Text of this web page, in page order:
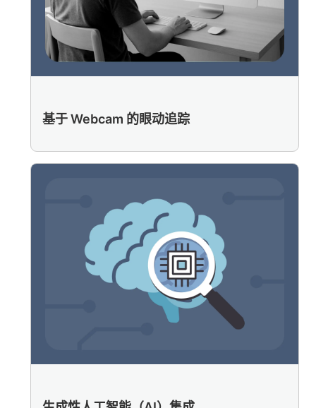
基于 Webcam 的眼动追踪